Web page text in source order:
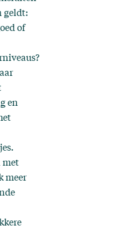
geldt:
of
en
met
meer